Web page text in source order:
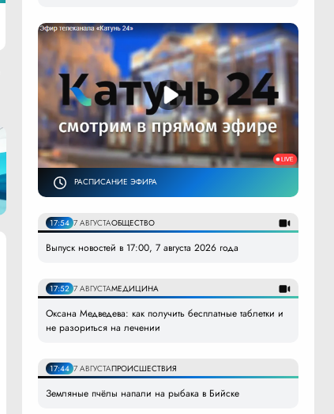
РАСПИСАНИЕ ЭФИРА
17:54 7 АВГУСТАОБЩЕСТВО
Выпуск новостей в 17:00, 7 августа 2026 года
17:52 7 АВГУСТАМЕДИЦИНА
Оксана Медведева: как получить бесплатные таблетки и
не разориться на лечении
17:44 7 АВГУСТАПРОИСШЕСТВИЯ
Земляные пчёлы напали на рыбака в Бийске